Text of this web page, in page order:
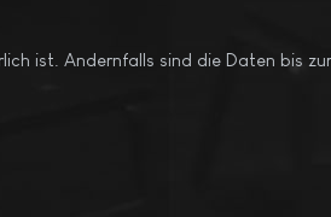
ist. Andernfalls sind die Daten bis